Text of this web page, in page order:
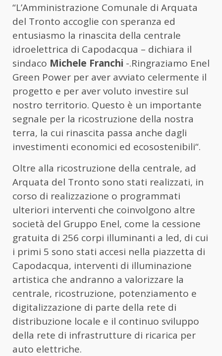
“L’Amministrazione Comunale di Arquata
del Tronto accoglie con speranza ed
entusiasmo la rinascita della centrale
idroelettrica di Capodacqua – dichiara il
sindaco Michele Franchi -.Ringraziamo Enel
Green Power per aver avviato celermente il
progetto e per aver voluto investire sul
nostro territorio. Questo è un importante
segnale per la ricostruzione della nostra
terra, la cui rinascita passa anche dagli
investimenti economici ed ecosostenibili“.
Oltre alla ricostruzione della centrale, ad
Arquata del Tronto sono stati realizzati, in
corso di realizzazione o programmati
ulteriori interventi che coinvolgono altre
società del Gruppo Enel, come la cessione
gratuita di 256 corpi illuminanti a led, di cui
i primi 5 sono stati accesi nella piazzetta di
Capodacqua, interventi di illuminazione
artistica che andranno a valorizzare la
centrale, ricostruzione, potenziamento e
digitalizzazione di parte della rete di
distribuzione locale e il continuo sviluppo
della rete di infrastrutture di ricarica per
auto elettriche.